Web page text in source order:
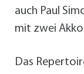
auch Paul
mit zwei
Das